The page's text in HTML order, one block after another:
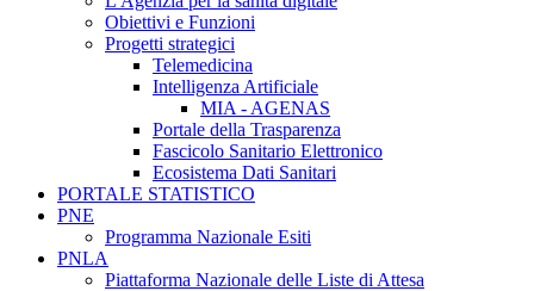
Obiettivi e Funzioni
Progetti strategici
Telemedicina
Intelligenza Artificiale
MIA - AGENAS
Portale della Trasparenza
Fascicolo Sanitario Elettronico
Ecosistema Dati Sanitari
PORTALE STATISTICO
PNE
Programma Nazionale Esiti
PNLA
Piattaforma Nazionale delle Liste di Attesa